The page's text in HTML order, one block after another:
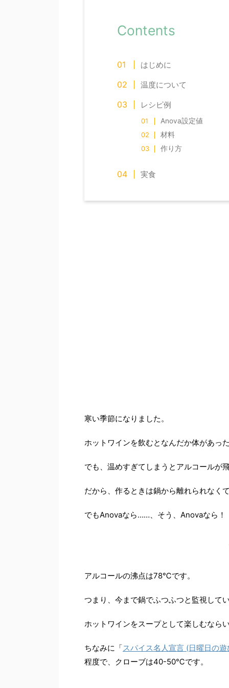
Contents
はじめに
温度について
レシピ例
Anova設定値
材料
作り方
実食
寒い季節になりました。
ホットワインを飲むとなんだか体があっ
でも、温めすぎてしまうとアルコールが
だから、作るときは鍋から離れられなく
でもAnovaなら……、そう、Anovaなら！
アルコールの沸点は78℃です。
つまり、今まで鍋でふつふつと監視して
ホットワインをスープとして楽しむなら
ちなみに「スパイス名人宣言 (日曜日の遊
程度で、クローブは40-50℃です。